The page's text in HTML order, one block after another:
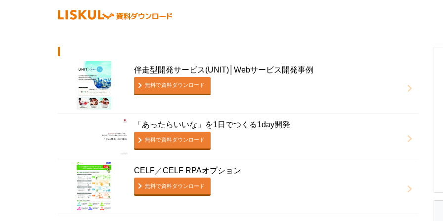
伴走型開発サービス(UNIT)│Webサービス開発事例
無料で資料ダウンロード
「あったらいいな」を1日でつくる1day開発
無料で資料ダウンロード
CELF／CELF RPAオプション
無料で資料ダウンロード